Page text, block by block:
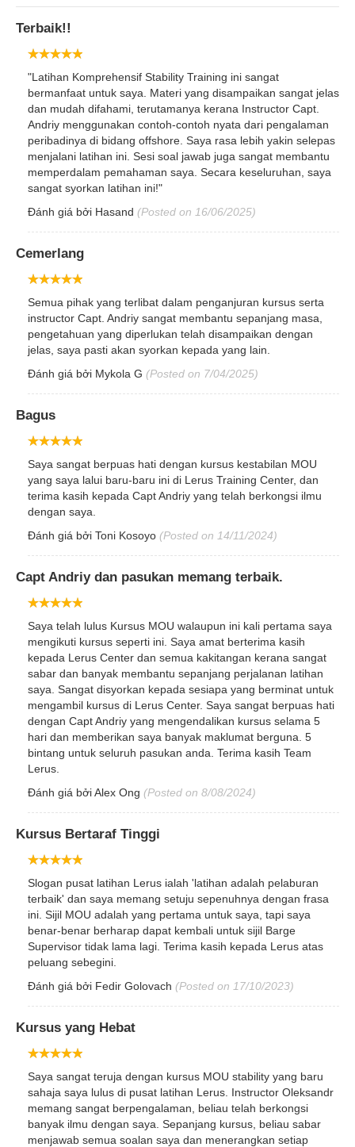
Terbaik!!
"Latihan Komprehensif Stability Training ini sangat
bermanfaat untuk saya. Materi yang disampaikan sangat jelas
dan mudah difahami, terutamanya kerana Instructor Capt.
Andriy menggunakan contoh-contoh nyata dari pengalaman
peribadinya di bidang offshore. Saya rasa lebih yakin selepas
menjalani latihan ini. Sesi soal jawab juga sangat membantu
memperdalam pemahaman saya. Secara keseluruhan, saya
sangat syorkan latihan ini!"
Đánh giá bởi Hasand (Posted on 16/06/2025)
Cemerlang
Semua pihak yang terlibat dalam penganjuran kursus serta
instructor Capt. Andriy sangat membantu sepanjang masa,
pengetahuan yang diperlukan telah disampaikan dengan
jelas, saya pasti akan syorkan kepada yang lain.
Đánh giá bởi Mykola G (Posted on 7/04/2025)
Bagus
Saya sangat berpuas hati dengan kursus kestabilan MOU
yang saya lalui baru-baru ini di Lerus Training Center, dan
terima kasih kepada Capt Andriy yang telah berkongsi ilmu
dengan saya.
Đánh giá bởi Toni Kosoyo (Posted on 14/11/2024)
Capt Andriy dan pasukan memang terbaik.
Saya telah lulus Kursus MOU walaupun ini kali pertama saya
mengikuti kursus seperti ini. Saya amat berterima kasih
kepada Lerus Center dan semua kakitangan kerana sangat
sabar dan banyak membantu sepanjang perjalanan latihan
saya. Sangat disyorkan kepada sesiapa yang berminat untuk
mengambil kursus di Lerus Center. Saya sangat berpuas hati
dengan Capt Andriy yang mengendalikan kursus selama 5
hari dan memberikan saya banyak maklumat berguna. 5
bintang untuk seluruh pasukan anda. Terima kasih Team
Lerus.
Đánh giá bởiAlex Ong (Posted on 8/08/2024)
Kursus Bertaraf Tinggi
Slogan pusat latihan Lerus ialah 'latihan adalah pelaburan
terbaik' dan saya memang setuju sepenuhnya dengan frasa
ini. Sijil MOU adalah yang pertama untuk saya, tapi saya
benar-benar berharap dapat kembali untuk sijil Barge
Supervisor tidak lama lagi. Terima kasih kepada Lerus atas
peluang sebegini.
Đánh giá bởi Fedir Golovach (Posted on 17/10/2023)
Kursus yang Hebat
Saya sangat teruja dengan kursus MOU stability yang baru
sahaja saya lulus di pusat latihan Lerus. Instructor Oleksandr
memang sangat berpengalaman, beliau telah berkongsi
banyak ilmu dengan saya. Sepanjang kursus, beliau sabar
menjawab semua soalan saya dan menerangkan setiap
Langgan Surat Berita kami
tentang latihan dan pemberitahuan lain.
Theo dõi